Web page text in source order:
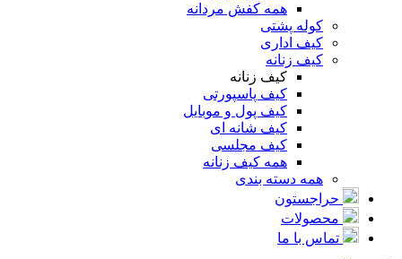
همه کفش مردانه
کوله پشتی
کیف اداری
کیف زنانه
کیف زنانه
کیف پاسپورتی
کیف پول و موبایل
کیف شانه ای
کیف مجلسی
همه کیف زنانه
همه دسته بندی
حراجستون
محصولات
تماس با ما